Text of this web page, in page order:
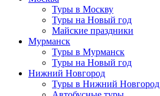
Туры в Москву
Туры на Новый год
Майские праздники
Мурманск
Туры в Мурманск
Туры на Новый год
Нижний Новгород
Туры в Нижний Новгород